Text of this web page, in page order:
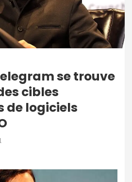
se trouve
cibles
de logiciels